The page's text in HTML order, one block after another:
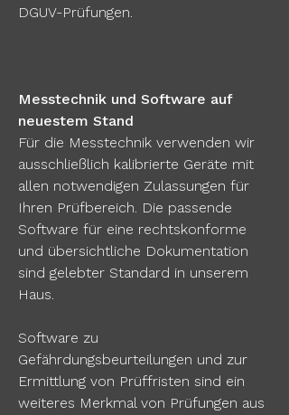
DGUV-Prüfungen.
Messtechnik und Software auf
neuestem Stand
Für die Messtechnik verwenden wir
ausschließlich kalibrierte Geräte mit
allen notwendigen Zulassungen für
Ihren Prüfbereich. Die passende
Software für eine rechtskonforme
und übersichtliche Dokumentation
sind gelebter Standard in unserem
Haus.
Software zu
Gefährdungsbeurteilungen und zur
Ermittlung von Prüffristen sind ein
weiteres Merkmal von Prüfungen aus